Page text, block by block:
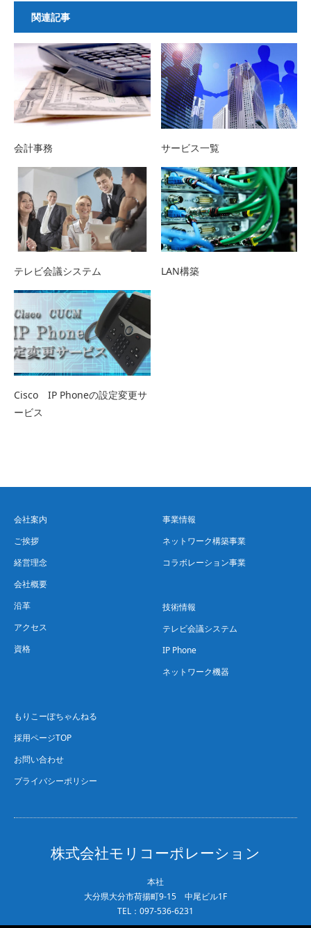
関連記事
会計事務 サービス一覧
テレビ会議システム LAN構築
Cisco IP Phoneの設定変更サ
ービス
会社案内
ご挨拶
経営理念
会社概要
沿革
アクセス
資格
事業情報
ネットワーク構築事業
コラボレーション事業
技術情報
テレビ会議システム
IP Phone
ネットワーク機器
もりこーぽちゃんねる
採用ページTOP
お問い合わせ
プライバシーポリシー
株式会社モリコーポレーション
本社
大分県大分市荷揚町9-15 中尾ビル1F
TEL：097-536-6231